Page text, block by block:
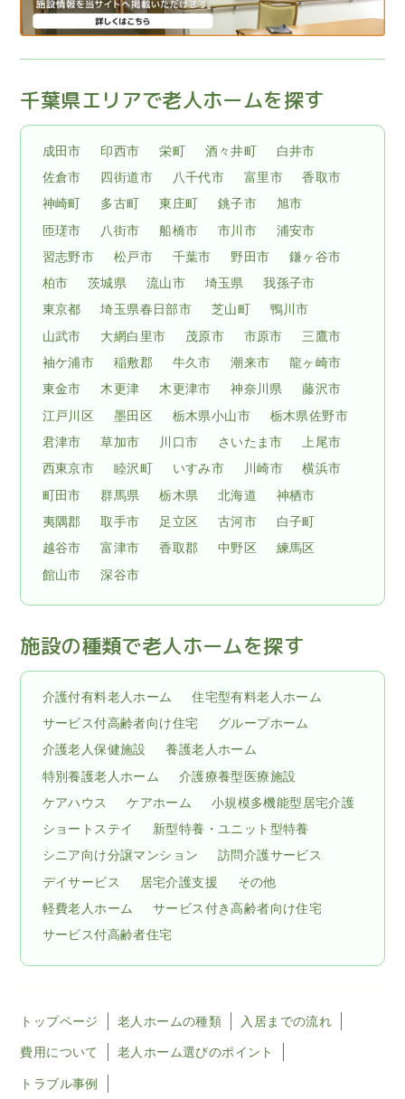
千葉県エリアで老人ホームを探す
成田市 印西市 栄町 酒々井町
白井市
佐倉市
四街道市 八千代市 富里市
香取市
神崎町
多古町 東庄町 銚子市
旭市
匝瑳市
八街市 船橋市 市川市
浦安市
習志野市
松戸市 千葉市 野田市
鎌ヶ谷市
柏市
茨城県 流山市 埼玉県
我孫子市
東京都
埼玉県春日部市 芝山町
鴨川市
山武市
大網白里市 茂原市 市原市
三鷹市
袖ケ浦市
稲敷郡 牛久市 潮来市
龍ヶ崎市
東金市
木更津 木更津市 神奈川県
藤沢市
江戸川区
墨田区 栃木県小山市
栃木県佐野市
君津市
草加市 川口市 さいたま市
上尾市
西東京市
睦沢町 いすみ市 川崎市
横浜市
町田市
群馬県 栃木県 北海道
神栖市
夷隅郡
取手市 足立区 古河市
白子町
越谷市
富津市 香取郡 中野区
練馬区
館山市
深谷市
施設の種類で老人ホームを探す
介護付有料老人ホーム
住宅型有料老人ホーム
サービス付高齢者向け住宅
グループホーム
介護老人保健施設
養護老人ホーム
特別養護老人ホーム
介護療養型医療施設
ケアハウス
ケアホーム
小規模多機能型居宅介護
ショートステイ
新型特養・ユニット型特養
シニア向け分譲マンション
訪問介護サービス
デイサービス
居宅介護支援
その他
軽費老人ホーム
サービス付き高齢者向け住宅
サービス付高齢者住宅
トップページ 老人ホームの種類 入居までの流れ
費用について 老人ホーム選びのポイント
トラブル事例